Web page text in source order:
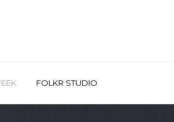
FOLKR STUDIO